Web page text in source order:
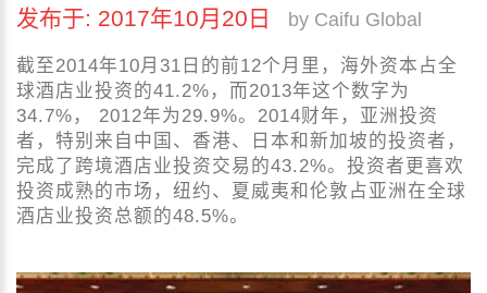
发布于: 2017年10月20日 by Caifu Global
截至2014年10月31日的前12个月里，海外资本占全
球酒店业投资的41.2%，而2013年这个数字为
34.7%， 2012年为29.9%。2014财年，亚洲投资
者，特别来自中国、香港、日本和新加坡的投资者，
完成了跨境酒店业投资交易的43.2%。投资者更喜欢
投资成熟的市场，纽约、夏威夷和伦敦占亚洲在全球
酒店业投资总额的48.5%。